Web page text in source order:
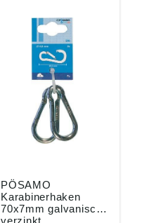
info@poesamo.de
PÖSAMO
Karabinerhaken
70x7mm galvanisch
verzinkt